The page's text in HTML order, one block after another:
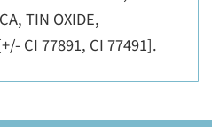
TIN OXIDE,
CI 77891, CI 77491].